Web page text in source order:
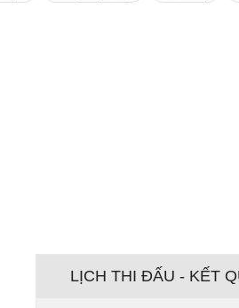
LỊCH THI ĐẤU - KẾT